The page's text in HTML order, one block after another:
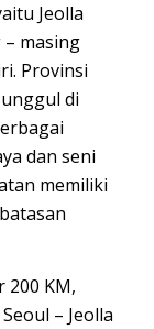
Jeolla
– masing
Provinsi
di
dan seni
memiliki
200 KM,
– Jeolla